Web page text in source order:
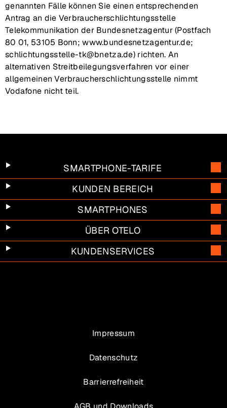
genannten Fälle können Sie einen entsprechenden
Antrag an die Verbraucherschlichtungsstelle
Telekommunikation der Bundesnetzagentur (Postfach
80 01, 53105 Bonn; www.bundesnetzagentur.de;
schlichtungsstelle-tk@bnetza.de) richten. An
alternativen Streitbeilegungsverfahren vor einer
allgemeinen Verbraucherschlichtungsstelle nimmt
Vodafone nicht teil.
SMARTPHONE-TARIFE
KUNDEN BEREICH
SMARTPHONES
ÜBER OTELO
KUNDENSERVICES
Impressum
Datenschutz
Barrierrefreiheit